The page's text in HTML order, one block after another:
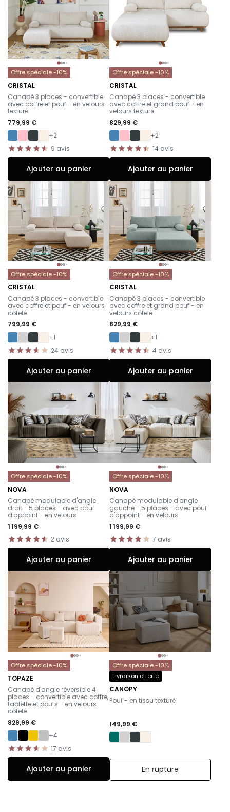
Offre spéciale -10%
CRISTAL
-
Canapé 3 places - convertible
avec coffre et pouf - en velours
texturé
779,99 €
+2
9 avis
Ajouter au panier
Offre spéciale -10%
CRISTAL
-
Canapé 3 places - convertible
avec coffre et grand pouf - en
velours texturé
829,99 €
+2
14 avis
Ajouter au panier
Offre spéciale -10%
CRISTAL
-
Canapé 3 places - convertible
avec coffre et pouf - en velours
côtelé
799,99 €
+1
24 avis
Ajouter au panier
Offre spéciale -10%
CRISTAL
-
Canapé 3 places - convertible
avec coffre et grand pouf - en
velours côtelé
829,99 €
+1
4 avis
Ajouter au panier
Offre spéciale -10%
NOVA
-
Canapé modulable d'angle
droit - 5 places - avec pouf
d'appoint - en velours
1 199,99 €
2 avis
Ajouter au panier
Offre spéciale -10%
NOVA
-
Canapé modulable d'angle
gauche - 5 places - avec pouf
d'appoint - en velours
1 199,99 €
7 avis
Ajouter au panier
Offre spéciale -10%
TOPAZE
-
Canapé d'angle réversible 4
places - convertible avec coffre,
tablette et poufs - en velours
côtelé
829,99 €
+4
17 avis
Ajouter au panier
Offre spéciale -10%
Livraison offerte
CANOPY
-
Pouf - en tissu texturé
149,99 €
En rupture